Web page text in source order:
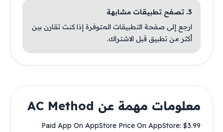
3. تصفح تطبيقات مشابهة
ارجع إلى صفحة التطبيقات المتوفرة إذا كنت تقارن بين
أكثر من تطبيق قبل الاشتراك.
معلومات مهمة عن AC Method
Paid App On AppStore Price On AppStore: $3.99